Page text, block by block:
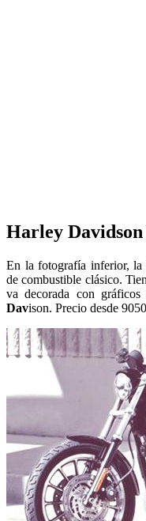
Harley Davidson
En la fotografía inferior, la
de combustible clásico.
va decorada con gráficos
Davison. Precio desde